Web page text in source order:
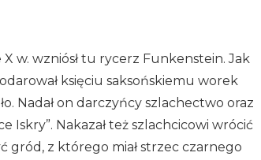
w. wzniósł tu rycerz Funkenstein. Jak
księciu saksońskiemu worek
Nadał on darczyńcy szlachectwo oraz
Iskry”. Nakazał też szlachcicowi wrócić
gród, z którego miał strzec czarnego